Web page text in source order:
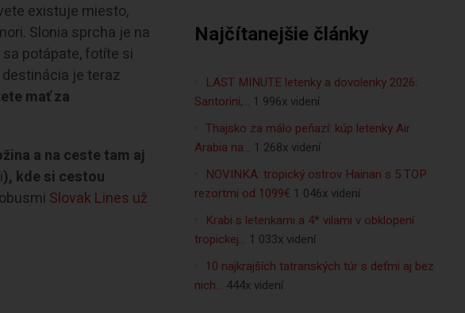
existuje miesto,
Slonia sprcha je na
potápate, fotíte si
je teraz
mať za
a na ceste tam aj
), kde si cestou
Slovak Lines už
Najčítanejšie články
LAST MINUTE letenky a dovolenky 2026:
Santorini,… 1 996x videní
Thajsko za málo peňazí: kúp letenky Air
Arabia na… 1 268x videní
NOVINKA: tropický ostrov Hainan s 5 TOP
rezortmi od 1099€ 1 046x videní
Krabi s letenkami a 4* vilami v obklopení
tropickej… 1 033x videní
10 najkrajších tatranských túr s deťmi aj bez
nich… 444x videní